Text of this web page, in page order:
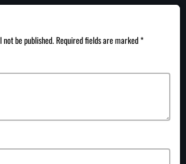
not be published. Required fields are marked *